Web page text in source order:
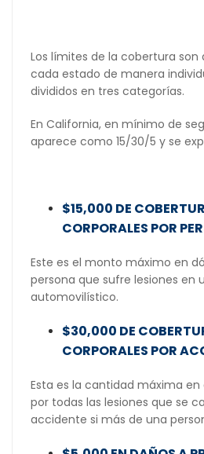
Los límites de la cobertura
cada estado de manera
divididos en tres categorías.
En California, en mínimo de
aparece como 15/30/5 y se
$15,000 DE
CORPORALES POR
Este es el monto máximo en
persona que sufre lesiones en
automovilístico.
$30,000 DE
CORPORALES POR
Esta es la cantidad máxima en
por todas las lesiones que se
accidente si más de una